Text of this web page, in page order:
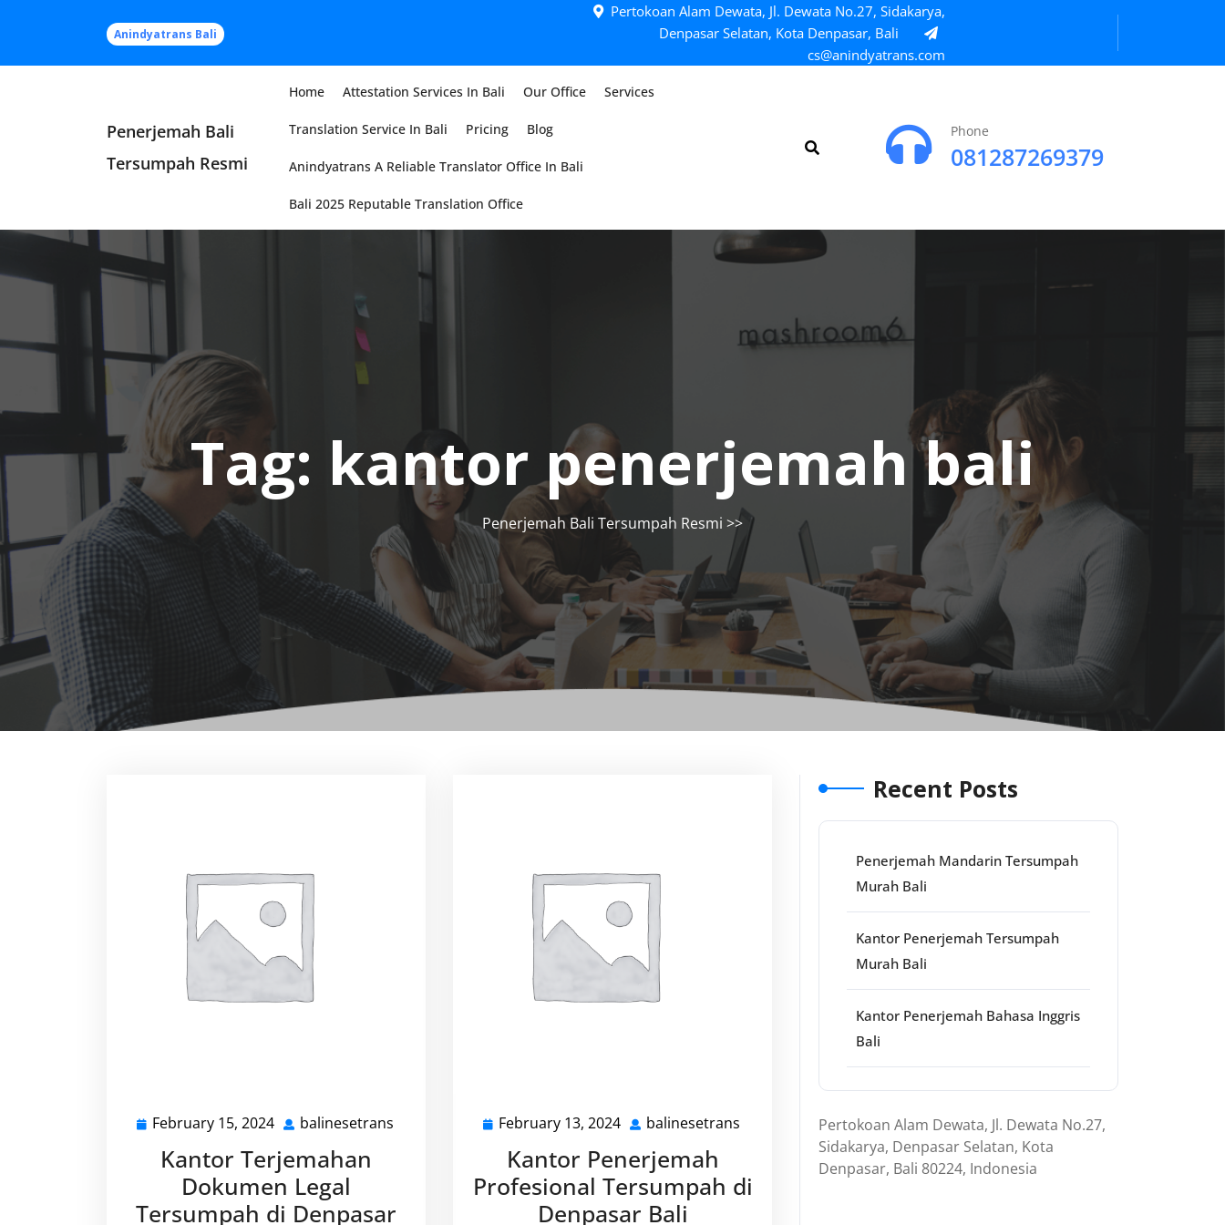
Anindyatrans Bali
Pertokoan Alam Dewata, Jl. Dewata No.27, Sidakarya,
Denpasar Selatan, Kota Denpasar, Bali
cs@anindyatrans.com
Penerjemah Bali
Tersumpah Resmi
Home Attestation Services In Bali Our Office Services
Translation Service In Bali Pricing Blog
Anindyatrans A Reliable Translator Office In Bali
Bali 2025 Reputable Translation Office
Phone
081287269379
Tag: kantor penerjemah bali
Penerjemah Bali Tersumpah Resmi >>
February 15, 2024 February
2024
balinesetrans balinesetrans
Kantor Terjemahan
Dokumen Legal
Tersumpah di Denpasar
February 13, 2024 February
2024
balinesetrans balinesetrans
Kantor Penerjemah
Profesional Tersumpah di
Denpasar Bali
Recent Posts
Penerjemah Mandarin Tersumpah
Murah Bali
Kantor Penerjemah Tersumpah
Murah Bali
Kantor Penerjemah Bahasa Inggris
Bali
Pertokoan Alam Dewata, Jl. Dewata No.27,
Sidakarya, Denpasar Selatan, Kota
Denpasar, Bali 80224, Indonesia